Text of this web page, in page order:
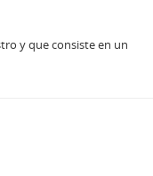
y que consiste en un